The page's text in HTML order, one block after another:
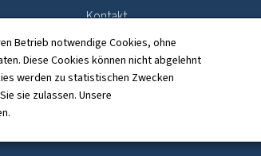
Betrieb notwendige Cookies, ohne
Diese Cookies können nicht abgelehnt
werden zu statistischen Zwecken
sie zulassen. Unsere
Kontakt
Sitemap
Informationen zur Webseite